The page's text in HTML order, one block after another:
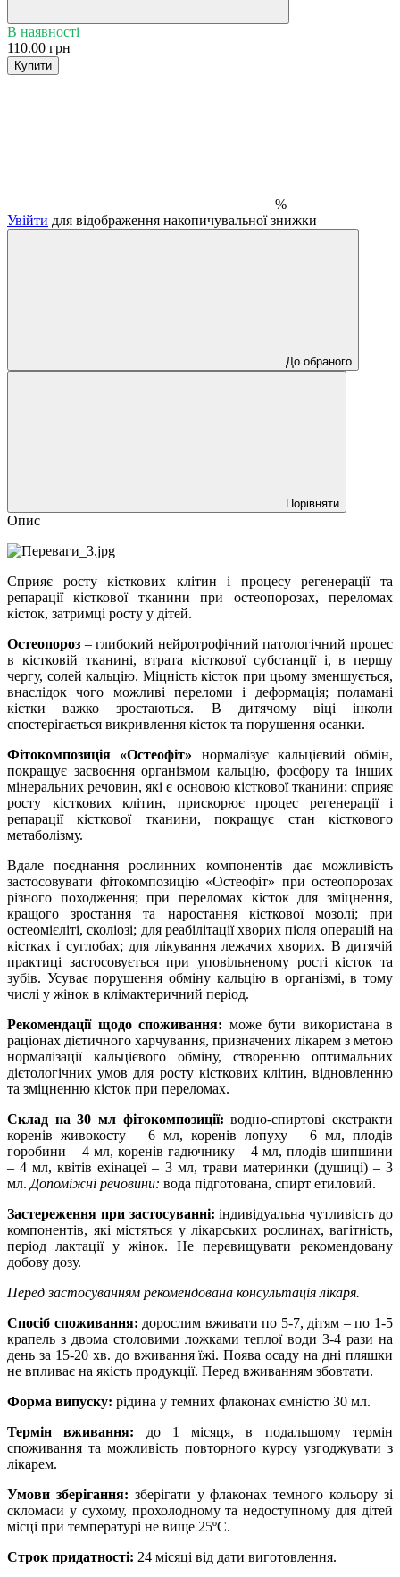
В наявності
110.00 грн
Купити
%
Увійти для відображення накопичувальної знижки
До обраного
Порівняти
Опис
Сприяє росту кісткових клітин і процесу регенерації та
репарації кісткової тканини при остеопорозах, переломах
кісток, затримці росту у дітей.
Остеопороз – глибокий нейротрофічний патологічний процес
в кістковій тканині, втрата кісткової субстанції і, в першу
чергу, солей кальцію. Міцність кісток при цьому зменшується,
внаслідок чого можливі переломи і деформація; поламані
кістки важко зростаються. В дитячому віці інколи
спостерігається викривлення кісток та порушення осанки.
Фітокомпозиція «Остеофіт» нормалізує кальцієвий обмін,
покращує засвоєння організмом кальцію, фосфору та інших
мінеральних речовин, які є основою кісткової тканини; сприяє
росту кісткових клітин, прискорює процес регенерації і
репарації кісткової тканини, покращує стан кісткового
метаболізму.
Вдале поєднання рослинних компонентів дає можливість
застосовувати фітокомпозицію «Остеофіт» при остеопорозах
різного походження; при переломах кісток для зміцнення,
кращого зростання та наростання кісткової мозолі; при
остеомієліті, сколіозі; для реабілітації хворих після операцій на
кістках і суглобах; для лікування лежачих хворих. В дитячій
практиці застосовується при уповільненому рості кісток та
зубів. Усуває порушення обміну кальцію в організмі, в тому
числі у жінок в клімактеричний період.
Рекомендації щодо споживання: може бути використана в
раціонах дієтичного харчування, призначених лікарем з метою
нормалізації кальцієвого обміну, створенню оптимальних
дієтологічних умов для росту кісткових клітин, відновленню
та зміцненню кісток при переломах.
Склад на 30 мл фітокомпозиції:водно-спиртові екстракти
коренів живокосту – 6 мл, коренів лопуху – 6 мл, плодів
горобини – 4 мл, коренів гадючнику – 4 мл, плодів шипшини
– 4 мл, квітів ехінацеї – 3 мл, трави материнки (душиці) – 3
мл. Допоміжні речовини: вода підготована, спирт етиловий.
Застереження при застосуванні: індивідуальна чутливість до
компонентів, які містяться у лікарських рослинах, вагітність,
період лактації у жінок. Не перевищувати рекомендовану
добову дозу.
Перед застосуванням рекомендована консультація лікаря.
Спосіб споживання: дорослим вживати по 5-7, дітям – по 1-5
крапель з двома столовими ложками теплої води 3-4 рази на
день за 15-20 хв. до вживання їжі. Поява осаду на дні пляшки
не впливає на якість продукції. Перед вживанням збовтати.
Форма випуску: рідина у темних флаконах ємністю 30 мл.
Термін вживання: до 1 місяця, в подальшому термін
споживання та можливість повторного курсу узгоджувати з
лікарем.
Умови зберігання: зберігати у флаконах темного кольору зі
скломаси у сухому, прохолодному та недоступному для дітей
місці при температурі не вище 25ºС.
Строк придатності: 24 місяці від дати виготовлення.